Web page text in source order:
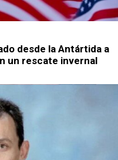
desde la Antártida a
un rescate invernal